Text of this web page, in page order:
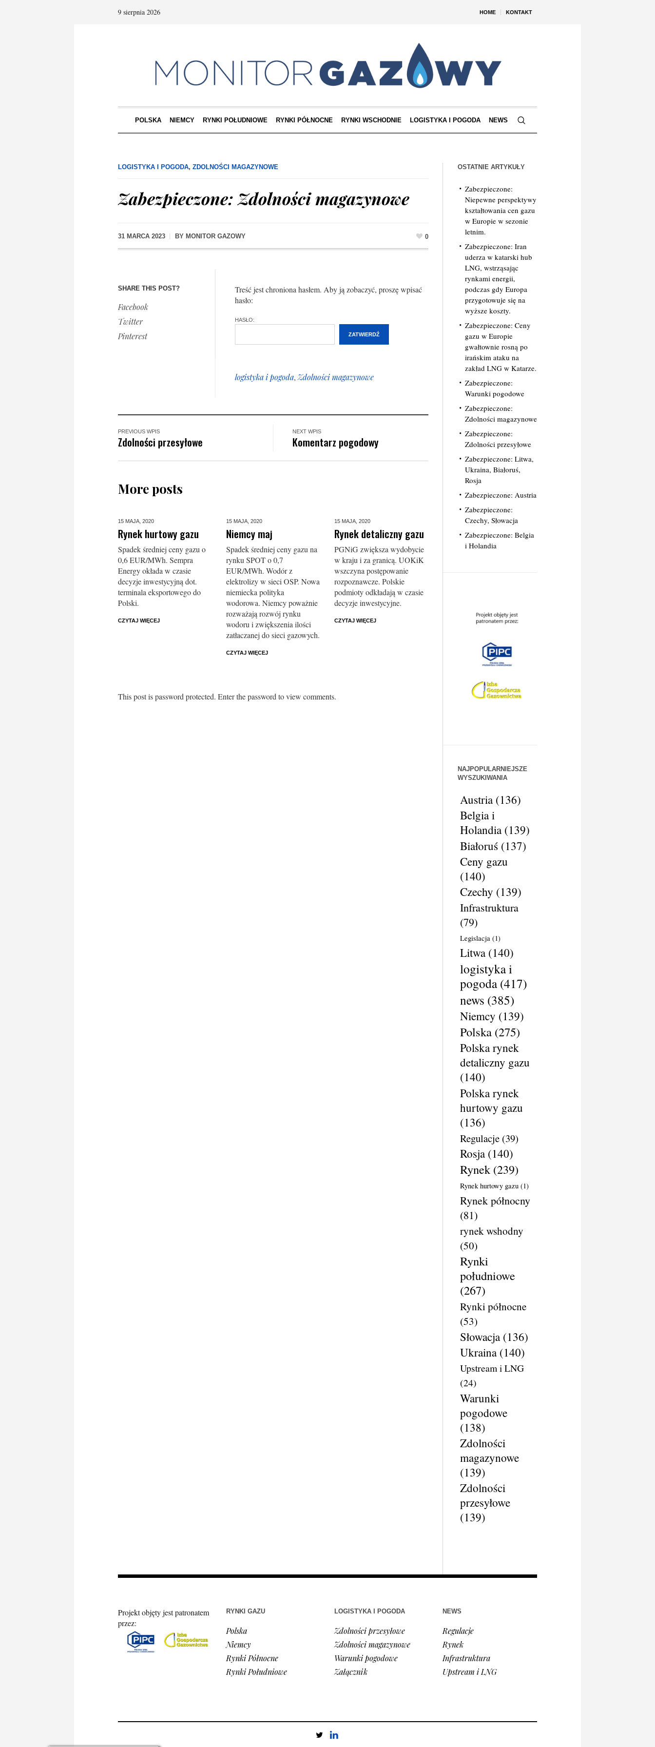
HOME KONTAKT
9 sierpnia 2026
POLSKA NIEMCY RYNKI POŁUDNIOWE RYNKI PÓŁNOCNE RYNKI WSCHODNIE LOGISTYKA I POGODA NEWS
LOGISTYKA I POGODA, ZDOLNOŚCI MAGAZYNOWE
Zabezpieczone: Zdolności magazynowe
31 MARCA 2023 BY MONITOR GAZOWY 0
SHARE THIS POST?
Facebook
Twitter
Pinterest
Treść jest chroniona hasłem. Aby ją zobaczyć, proszę wpisać
hasło:
HASŁO:
logistyka i pogoda,Zdolności magazynowe
PREVIOUS WPIS
Zdolności przesyłowe
NEXT WPIS
Komentarz pogodowy
More posts
15 MAJA, 2020
Rynek hurtowy gazu
Spadek średniej ceny gazu o
0,6 EUR/MWh. Sempra
Energy okłada w czasie
decyzje inwestycyjną dot.
terminala eksportowego do
Polski.
CZYTAJ WIĘCEJ
15 MAJA, 2020
Niemcy maj
Spadek średniej ceny gazu na
rynku SPOT o 0,7
EUR/MWh. Wodór z
elektrolizy w sieci OSP. Nowa
niemiecka polityka
wodorowa. Niemcy poważnie
rozważają rozwój rynku
wodoru i zwiększenia ilości
zatłaczanej do sieci gazowych.
CZYTAJ WIĘCEJ
15 MAJA, 2020
Rynek detaliczny gazu
PGNiG zwiększa wydobycie
w kraju i za granicą. UOKiK
wszczyna postępowanie
rozpoznawcze. Polskie
podmioty odkładają w czasie
decyzje inwestycyjne.
CZYTAJ WIĘCEJ
This post is password protected. Enter the password to view comments.
OSTATNIE ARTYKUŁY
Zabezpieczone:
Niepewne perspektywy
kształtowania cen gazu
w Europie w sezonie
letnim.
Zabezpieczone: Iran
uderza w katarski hub
LNG, wstrząsając
rynkami energii,
podczas gdy Europa
przygotowuje się na
wyższe koszty.
Zabezpieczone: Ceny
gazu w Europie
gwałtownie rosną po
irańskim ataku na
zakład LNG w Katarze.
Zabezpieczone:
Warunki pogodowe
Zabezpieczone:
Zdolności magazynowe
Zabezpieczone:
Zdolności przesyłowe
Zabezpieczone: Litwa,
Ukraina, Białoruś,
Rosja
Zabezpieczone: Austria
Zabezpieczone:
Czechy, Słowacja
Zabezpieczone: Belgia
i Holandia
NAJPOPULARNIEJSZE
WYSZUKIWANIA
Austria(136)
Belgia i
Holandia(139)
Białoruś (137)
Ceny gazu
(140)
Czechy (139)
Infrastruktura
(79)
Legislacja (1)
Litwa(140)
logistyka i
pogoda(417)
news (385)
Niemcy (139)
Polska(275)
Polska rynek
detaliczny gazu
(140)
Polska rynek
hurtowy gazu
(136)
Regulacje(39)
Rosja(140)
Rynek(239)
Rynek hurtowy gazu(1)
Rynek północny
(81)
rynek wshodny
(50)
Rynki
południowe
(267)
Rynki północne
(53)
Słowacja(136)
Ukraina(140)
Upstream i LNG
(24)
Warunki
pogodowe
(138)
Zdolności
magazynowe
(139)
Zdolności
przesyłowe
(139)
Projekt objęty jest patronatem
przez:
RYNKI GAZU
Polska
Niemcy
Rynki Północne
Rynki Południowe
LOGISTYKA I POGODA
Zdolności przesyłowe
Zdolności magazynowe
Warunki pogodowe
Załącznik
NEWS
Regulacje
Rynek
Infrastruktura
Upstream i LNG